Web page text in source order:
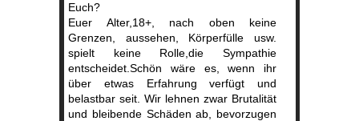
Euch?
Euer Alter,18+, nach oben keine
Grenzen, aussehen, Körperfülle usw.
spielt keine Rolle,die Sympathie
entscheidet.Schön wäre es, wenn ihr
über etwas Erfahrung verfügt und
belastbar seit. Wir lehnen zwar Brutalität
und bleibende Schäden ab, bevorzugen